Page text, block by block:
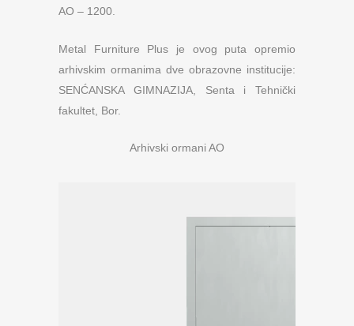
AO – 1200.
Metal Furniture Plus je ovog puta opremio
arhivskim ormanima dve obrazovne institucije:
SENĆANSKA GIMNAZIJA, Senta i Tehnički
fakultet, Bor.
Arhivski ormani AO